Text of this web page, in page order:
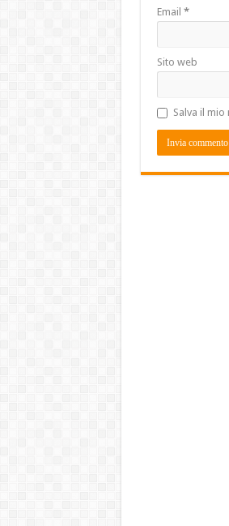
Email *
Sito web
Salva il